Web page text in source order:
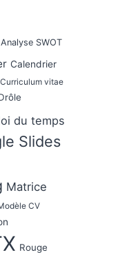
Analyse SWOT
Calendrier
Curriculum vitae
du temps
Slides
Matrice
CV
Rouge